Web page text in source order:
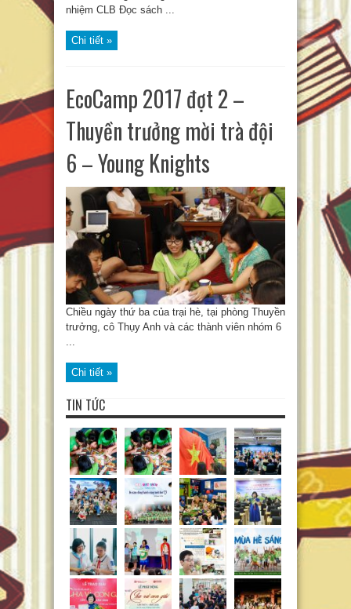
nhiệm CLB Đọc sách ...
Chi tiết »
EcoCamp 2017 đợt 2 –
Thuyền trưởng mời trà đội
6 – Young Knights
Chiều ngày thứ ba của trại hè, tại phòng Thuyền
trưởng, cô Thụy Anh và các thành viên nhóm 6
Chi tiết »
TIN TỨC